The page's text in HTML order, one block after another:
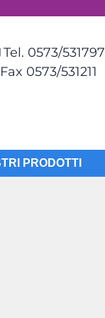
Tel. 0573/531797
Fax 0573/531211
PRODOTTI